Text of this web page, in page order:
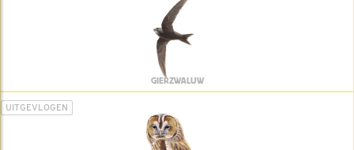
GIERZWALUW
UITGEVLOGEN